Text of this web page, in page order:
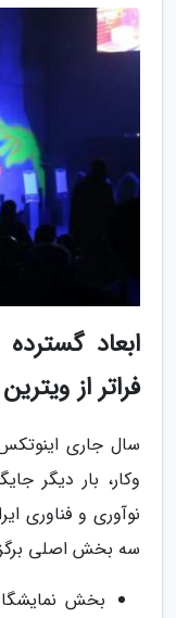
فراتر از
وکار، بار دیگر
نوآوری و فناوری
سه بخش اصلی
بخش